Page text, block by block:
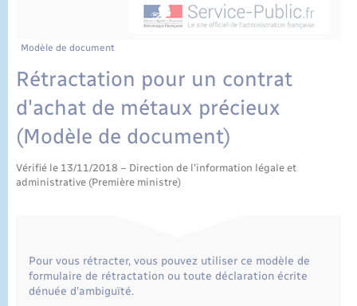
Modèle de document
Rétractation pour un contrat
d'achat de métaux précieux
(Modèle de document)
Vérifié le 13/11/2018 – Direction de l'information légale et
administrative (Première ministre)
Pour vous rétracter, vous pouvez utiliser ce modèle de
formulaire de rétractation ou toute déclaration écrite
dénuée d'ambiguïté.